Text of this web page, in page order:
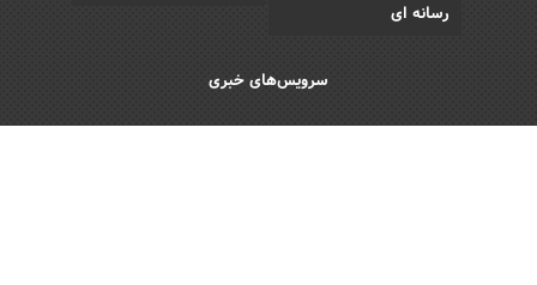
رسانه ای
سرویس‌های خبری